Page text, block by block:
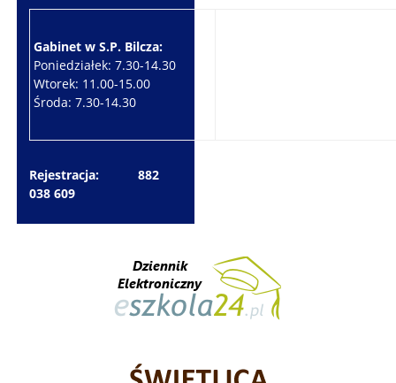
Gabinet w S.P. Bilcza:
Poniedziałek: 7.30-14.30
Wtorek: 11.00-15.00
Środa: 7.30-14.30
Rejestracja: 882
038 609